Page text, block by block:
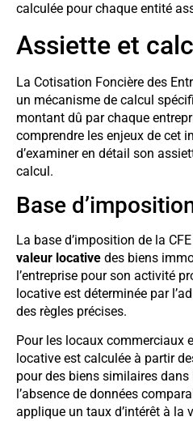
calculée pour chaque entité
Assiette et
La Cotisation Foncière des
un mécanisme de calcul
montant dû par chaque
comprendre les enjeux de cet
d’examiner en détail son
calcul.
Base
La base d’imposition de la
valeur locative des biens
l’entreprise pour son activité
locative est déterminée par
des règles précises.
Pour les locaux commerciaux
locative est calculée à partir
pour des biens similaires
l’absence de données
applique un taux d’intérêt à la